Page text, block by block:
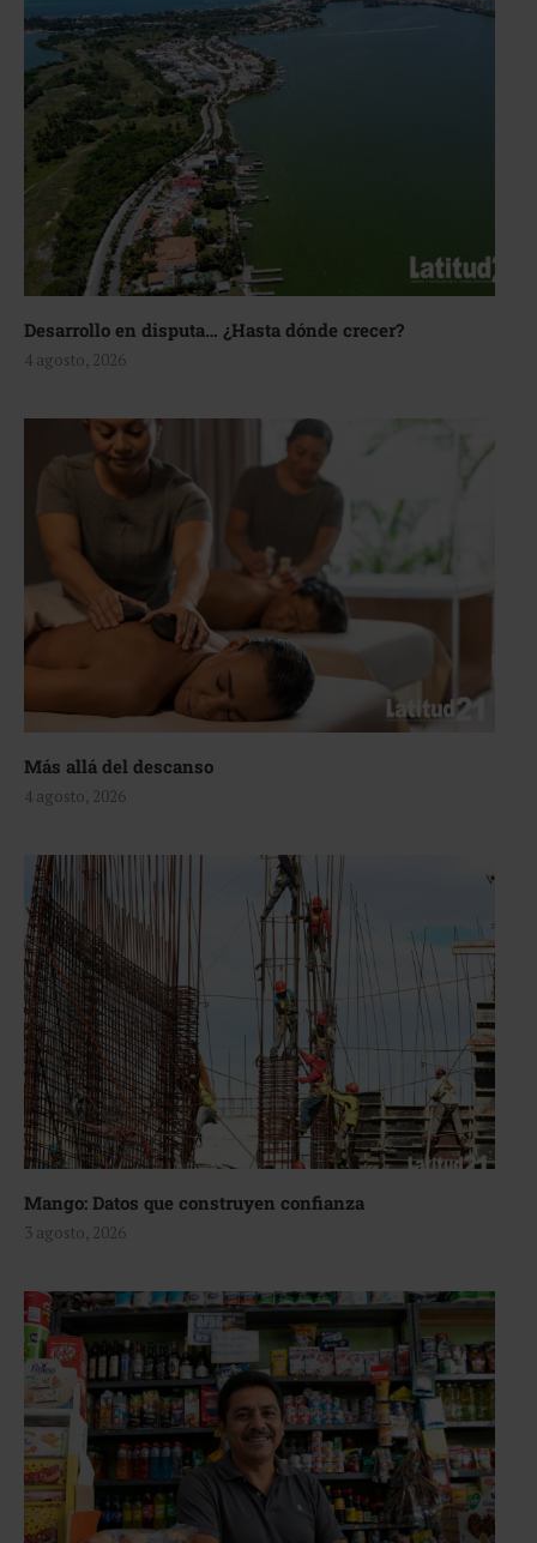
Desarrollo en disputa… ¿Hasta dónde crecer?
4 agosto, 2026
Más allá del descanso
4 agosto, 2026
Mango: Datos que construyen confianza
3 agosto, 2026